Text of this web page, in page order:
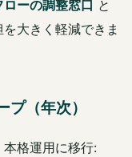
ーの調整窓口 と
大きく軽減できま
（年次）
格運用に移行: